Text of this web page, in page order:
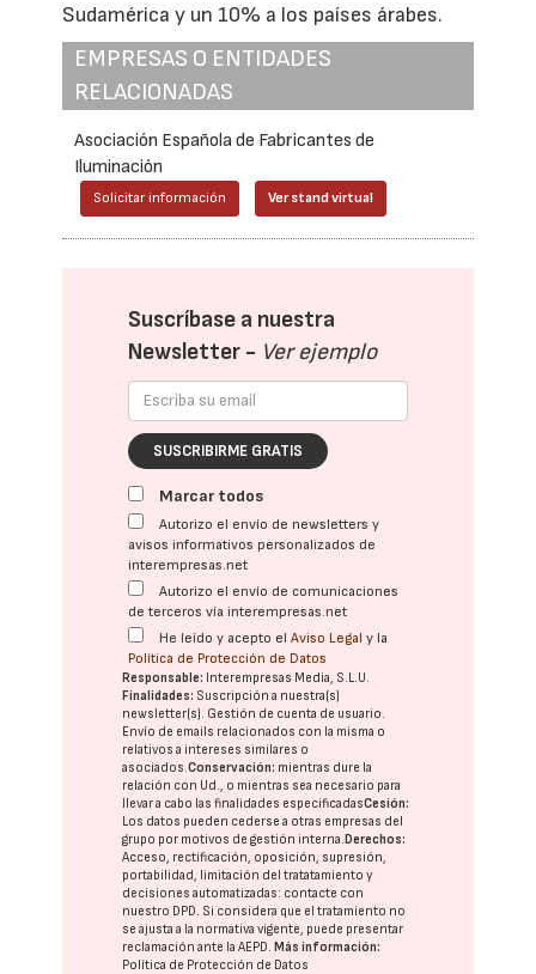
Sudamérica y un 10% a los países árabes.
EMPRESAS O ENTIDADES
RELACIONADAS
Asociación Española de Fabricantes de
Iluminación
Solicitar información Ver stand virtual
Suscríbase a nuestra
Newsletter - Ver ejemplo
SUSCRIBIRME GRATIS
Marcar todos
Autorizo el envío de newsletters y
avisos informativos personalizados de
interempresas.net
Autorizo el envío de comunicaciones
de terceros vía interempresas.net
He leído y acepto elAviso Legal y la
Política de Protección de Datos
Responsable: Interempresas Media, S.L.U.
Finalidades: Suscripción a nuestra(s)
newsletter(s). Gestión de cuenta de usuario.
Envío de emails relacionados con la misma o
relativos a intereses similares o
asociados.Conservación: mientras dure la
relación con Ud., o mientras sea necesario para
llevar a cabo las finalidades especificadasCesión:
Los datos pueden cederse a otras empresas del
grupo por motivos de gestión interna.Derechos:
Acceso, rectificación, oposición, supresión,
portabilidad, limitación del tratatamiento y
decisiones automatizadas: contacte con
nuestro DPD. Si considera que el tratamiento no
se ajusta a la normativa vigente, puede presentar
reclamación ante laAEPD.Más información:
Política de Protección de Datos